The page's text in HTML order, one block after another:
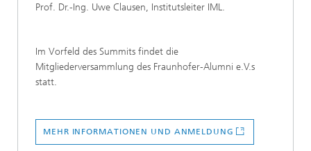
Prof. Dr.-Ing. Uwe Clausen, Institutsleiter IML.
Im Vorfeld des Summits findet die
Mitgliederversammlung des Fraunhofer-Alumni e.V.s
statt.
MEHR INFORMATIONEN UND ANMELDUNG